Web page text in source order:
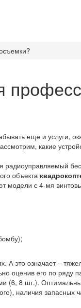
еще и услуги,
какие
радиоуправляемый
объекта
модели с 4-мя
это означает –
оценив его по ряду
(6, 8 шт.).
наличия запасных